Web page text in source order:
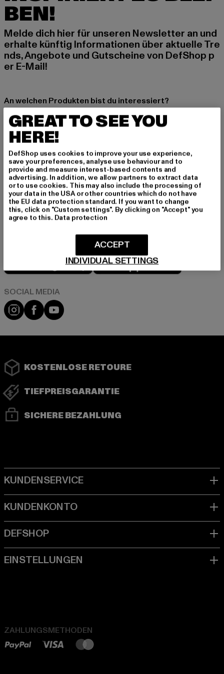
BEN!
Melde dich hier für unseren Newsletter an und
erhalte künftig Informationen über aktuelle Tre
nds, Angebote und Gutscheine von DefShop p
er E-Mail!
An welchen Produkten bist du interessiert?
MÄNNER
FRAUEN
E-MAIL
ANMELDEN
Informationen dazu, wie DefShop mit Deinen Daten umgeht, findest Du
in unserer Datenschutzerklärung. Du kannst Dich jederzeit kostenfei
abmelden.Datenschutzerklärung lesen.
Play market
Instagram
FacebookYouTube
KOSTENLOSE RETOURE
TIEFPREISGARANTIE
SICHERE BEZAHLUNG
ZAHLUNGSMETHODEN
GREAT TO SEE YOU
HERE!
DefShop uses cookies to improve your use experience,
save your preferences, analyse use behaviour and to
provide and measure interest-based contents and
advertising. In addition, we allow partners to extract data
or to use cookies. This may also include the processing of
your data in the USA or other countries which do not have
the EU data protection standard. If you want to change
this, click on "Custom settings". By clicking on "Accept" you
agree to this. Data protection
INDIVIDUAL SETTINGS
ACCEPT